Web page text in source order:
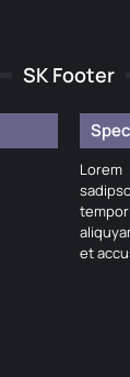
SK Footer
et